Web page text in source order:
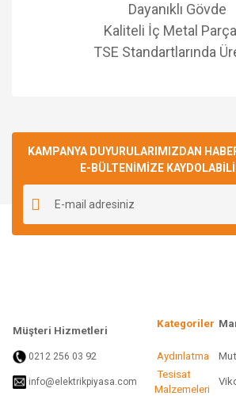
Dayanıklı Gövde
Kaliteli İç Metal
TSE Standartlarında
Yorum Yaz
kullanarak tarafımıza iletebilirsiniz.
Görüş ve önerileriniz için teşekkür ederiz.
Ürün resmi kalitesiz, bozuk veya
Ürün açıklamasında eksik bilgiler
Ürün bilgilerinde hatalar bulunuyor.
KAMPANYA DUYURULARIMIZDAN
E-BÜLTENİMİZE
Müşteri Hizmetleri
Kategoriler
0212 256 03 92 Aydınlatma
info@elektrikpiyasa.com
Tesisat
Malzemeleri